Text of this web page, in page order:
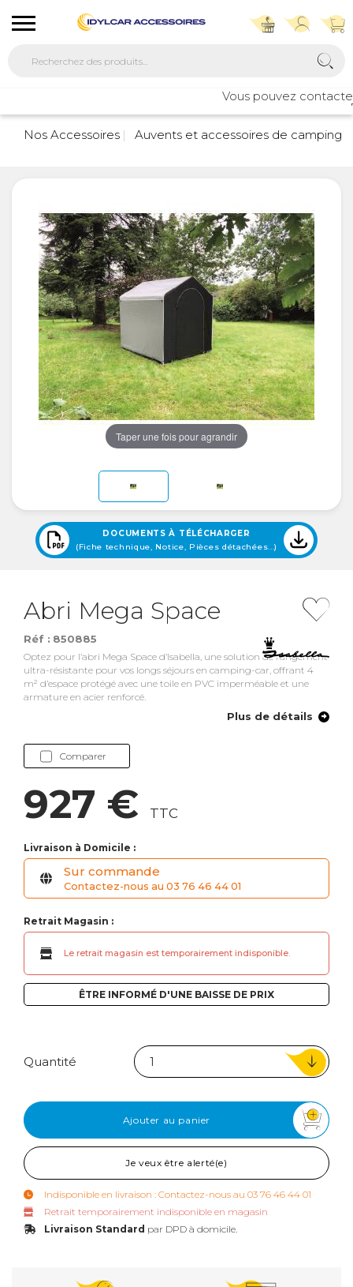
Vous pouvez
Nos Accessoires
Auvents et accessoires de camping
Taper une fois pour agrandir
DOCUMENTS À TÉLÉCHARGER
(Fiche technique, Notice, Pièces détachées...)
Abri Mega Space
Réf : 850885
Optez pour l’abri Mega Space d’Isabella, une solution de rangement
ultra-résistante pour vos longs séjours en camping-car, offrant 4
m² d’espace protégé avec une toile en PVC imperméable et une
armature en acier renforcé.
Plus de détails
Comparer
927 € TTC
Livraison à Domicile :
Sur commande
Contactez-nous au 03 76 46 44 01
Retrait Magasin :
Le retrait magasin est temporairement indisponible.
ÊTRE INFORMÉ D'UNE BAISSE DE PRIX
Quantité
Ajouter au panier
Je veux être alerté(e)
Indisponible en livraison : Contactez-nous au 03 76 46 44 01
Retrait temporairement indisponible en magasin
Livraison Standard par DPD à domicile.